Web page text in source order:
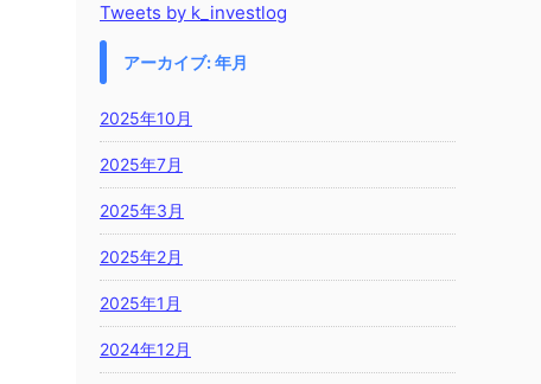
Tweets by k_investlog
アーカイブ: 年月
2025年10月
2025年7月
2025年3月
2025年2月
2025年1月
2024年12月